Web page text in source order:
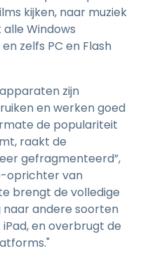
kijken, naar muziek
Windows
zelfs PC en Flash
zijn
en werken goed
de populariteit
raakt de
gefragmenteerd”,
oprichter van
brengt de volledige
andere soorten
en overbrugt de